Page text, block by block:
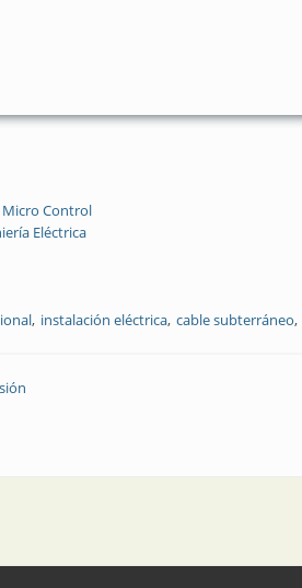
Micro Control
Eléctrica
instalación eléctrica cable subterráneo